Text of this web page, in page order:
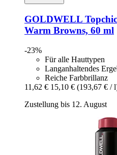
GOLDWELL
Warm Browns, 60 ml
-23%
Für alle Hauttypen
Langanhaltendes
Reiche Farbbrillanz
11,62 € 15,10 € (193,67 € /
Zustellung bis 12. August